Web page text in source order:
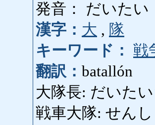
発音： だいたい
漢字： 大 , 隊
キーワード： 戦
翻訳： batallón
大隊長: だいた
戦車大隊: せん